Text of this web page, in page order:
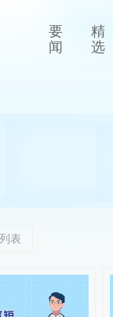
要
闻
精
选
列表